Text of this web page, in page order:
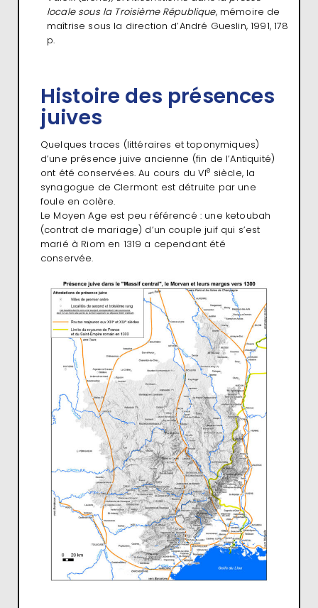
locale sous la Troisième République, mémoire de
maîtrise sous la direction d’André Gueslin, 1991, 178
p.
Histoire des présences
juives
Quelques traces (littéraires et toponymiques)
d’une présence juive ancienne (fin de l’Antiquité)
ont été conservées. Au cours du VIe siècle, la
synagogue de Clermont est détruite par une
foule en colère.
Le Moyen Age est peu référencé : une ketoubah
(contrat de mariage) d’un couple juif qui s’est
marié à Riom en 1319 a cependant été
conservée.